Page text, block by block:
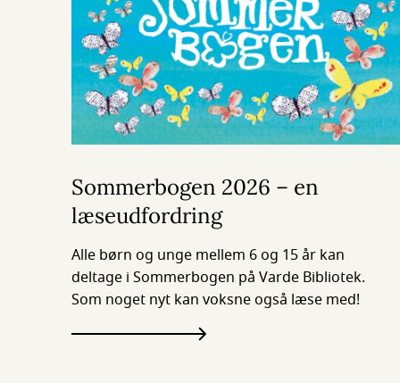
Sommerbogen 2026 – en
læseudfordring
Alle børn og unge mellem 6 og 15 år kan
deltage i Sommerbogen på Varde Bibliotek.
Som noget nyt kan voksne også læse med!